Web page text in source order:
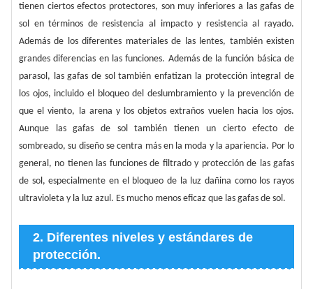
tienen ciertos efectos protectores, son muy inferiores a las gafas de
sol en términos de resistencia al impacto y resistencia al rayado.
Además de los diferentes materiales de las lentes, también existen
grandes diferencias en las funciones. Además de la función básica de
parasol, las gafas de sol también enfatizan la protección integral de
los ojos, incluido el bloqueo del deslumbramiento y la prevención de
que el viento, la arena y los objetos extraños vuelen hacia los ojos.
Aunque las gafas de sol también tienen un cierto efecto de
sombreado, su diseño se centra más en la moda y la apariencia. Por lo
general, no tienen las funciones de filtrado y protección de las gafas
de sol, especialmente en el bloqueo de la luz dañina como los rayos
ultravioleta y la luz azul. Es mucho menos eficaz que las gafas de sol.
2. Diferentes niveles y estándares de
protección.